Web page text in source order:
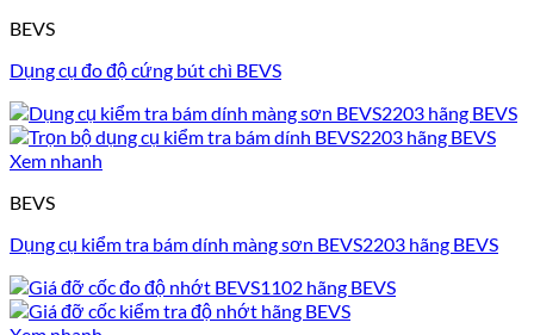
BEVS
Dụng cụ đo độ cứng bút chì BEVS
Xem nhanh
BEVS
Dụng cụ kiểm tra bám dính màng sơn BEVS2203 hãng BEVS